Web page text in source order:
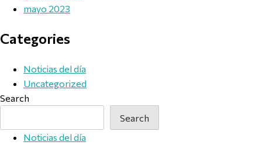
mayo 2023
Categories
Noticias del día
Uncategorized
Search
Search
Noticias del día